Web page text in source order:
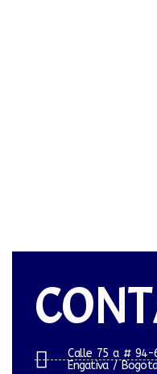
Calle 75 a # 94-
Engativa /